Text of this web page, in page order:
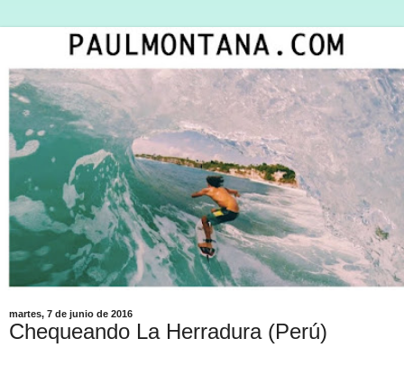
martes, 7 de junio de 2016
Chequeando La Herradura (Perú)